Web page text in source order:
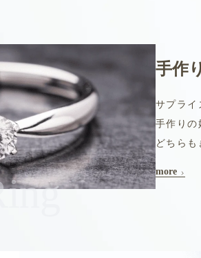
手作
サプライ
手作りの
どちらも
more